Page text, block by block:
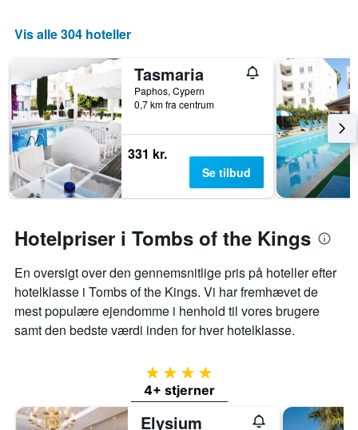
Vis alle 304 hoteller
Tasmaria
Paphos, Cypern
0,7 km fra centrum
331 kr.
Se tilbud
Hotelpriser i Tombs of the Kings
En oversigt over den gennemsnitlige pris på hoteller efter
hotelklasse i Tombs of the Kings. Vi har fremhævet de
mest populære ejendomme i henhold til vores brugere
samt den bedste værdi inden for hver hotelklasse.
4 stjerner
4+ stjerner
Elysium